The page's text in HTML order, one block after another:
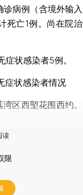
病例（含境外输入
死亡1例。尚在院治
状感染者5例。
症状感染者情况
区西塱花围西约。
读
限